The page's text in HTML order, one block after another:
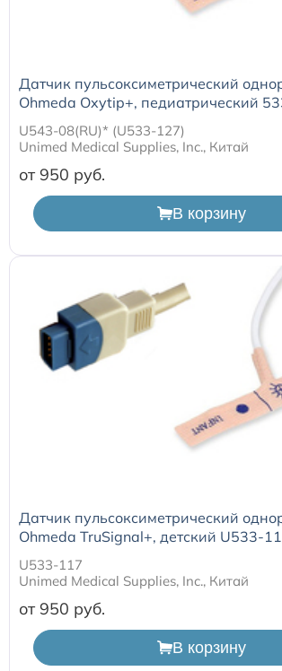
Датчик пульсоксиметрический
Ohmeda Oxytip+, педиатрический
U543-08(RU)* (U533-127)
Unimed Medical Supplies, Inc., Китай
от 950
В корзину
Датчик пульсоксиметрический
Ohmeda TruSignal+, детский U533-
U533-117
Unimed Medical Supplies, Inc., Китай
от 950
В корзину